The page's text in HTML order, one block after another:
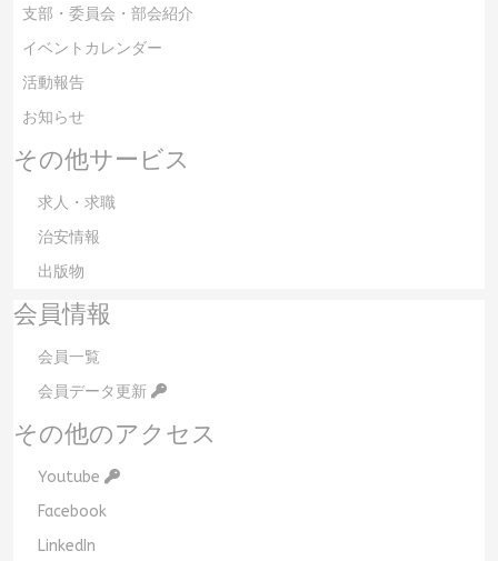
支部・委員会・部会紹介
イベントカレンダー
活動報告
お知らせ
その他サービス
求人・求職
治安情報
出版物
会員情報
会員一覧
会員データ更新
その他のアクセス
Youtube
Facebook
LinkedIn